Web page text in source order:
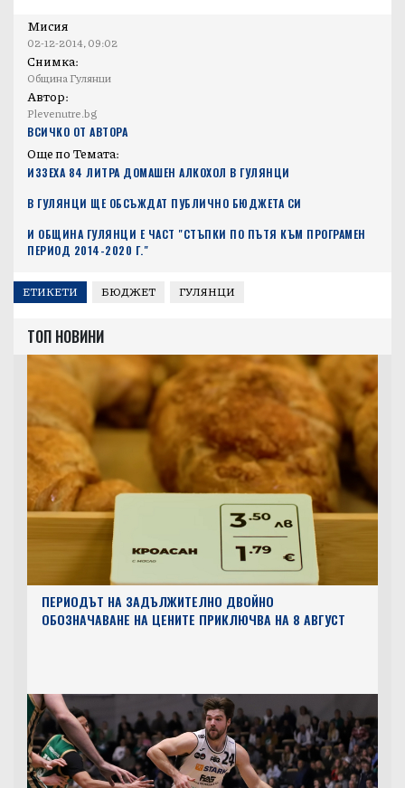
Мисия
02-12-2014, 09:02
Снимка:
Община Гулянци
Автор:
Plevenutre.bg
ВСИЧКО ОТ АВТОРА
Още по Темата:
ИЗЗЕХА 84 ЛИТРА ДОМАШЕН АЛКОХОЛ В ГУЛЯНЦИ
В ГУЛЯНЦИ ЩЕ ОБСЪЖДАТ ПУБЛИЧНО БЮДЖЕТА СИ
И ОБЩИНА ГУЛЯНЦИ Е ЧАСТ "СТЪПКИ ПО ПЪТЯ КЪМ ПРОГРАМЕН
ПЕРИОД 2014-2020 Г."
ЕТИКЕТИ БЮДЖЕТ ГУЛЯНЦИ
ТОП НОВИНИ
ПЕРИОДЪТ НА ЗАДЪЛЖИТЕЛНО ДВОЙНО
ОБОЗНАЧАВАНЕ НА ЦЕНИТЕ ПРИКЛЮЧВА НА 8 АВГУСТ